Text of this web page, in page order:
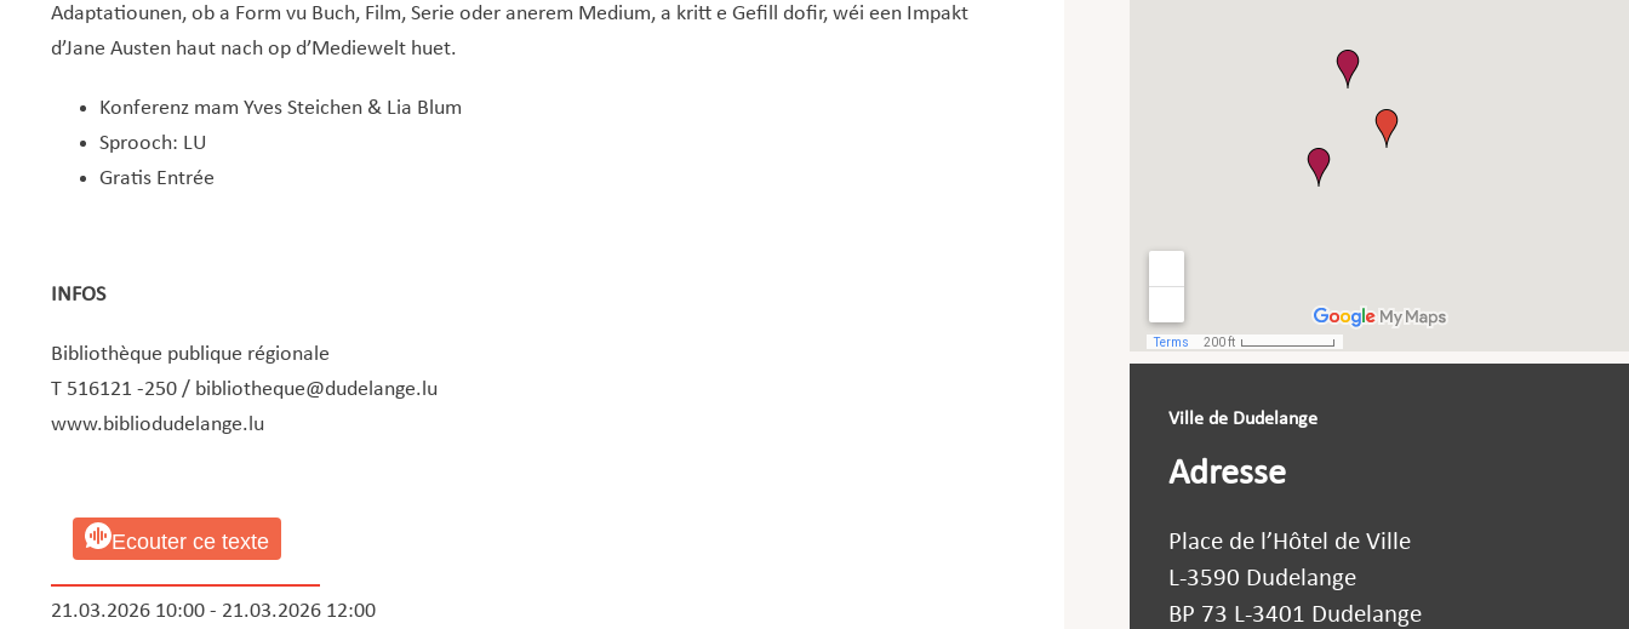
Adaptatiounen, ob a Form vu Buch, Film, Serie oder anerem Medium, a kritt e Gefill dofir, wéi een Impakt
d’Jane Austen haut nach op d’Mediewelt huet.
Konferenz mam Yves Steichen & Lia Blum
Sprooch: LU
Gratis Entrée
INFOS
Bibliothèque publique régionale
T 516121 -250 / bibliotheque@dudelange.lu
www.bibliodudelange.lu
Ecouter ce texte
21.03.2026 10:00 - 21.03.2026 12:00
Ville de Dudelange
Adresse
Place de l’Hôtel de Ville
L-3590 Dudelange
BP 73 L-3401 Dudelange